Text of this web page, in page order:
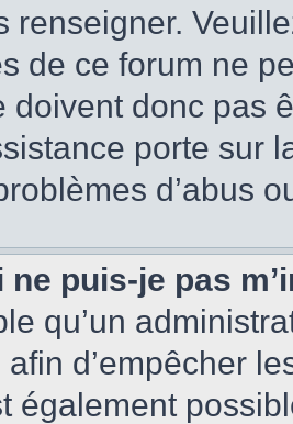
renseigner.
de ce forum ne
doivent donc pas
porte sur
d’abus
ne puis-je pas
qu’un
d’empêcher
également